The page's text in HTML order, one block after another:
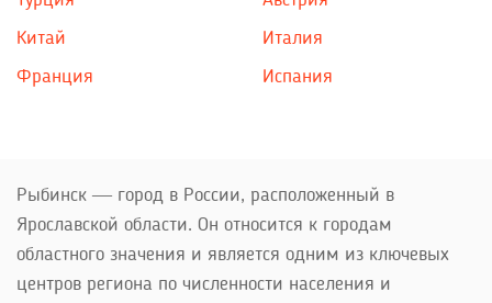
Китай
Франция
Италия
Испания
Рыбинск — город в России, расположенный в
Ярославской области. Он относится к городам
областного значения и является одним из ключевых
центров региона по численности населения и